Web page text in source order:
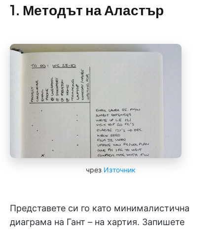
1. Методът на Аластър
чрез Източник
Представете си го като минималистична
диаграма на Гант – на хартия. Запишете